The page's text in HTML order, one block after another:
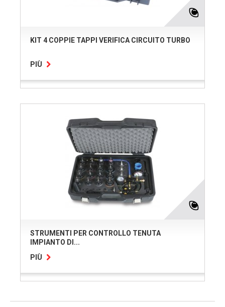
KIT 4 COPPIE TAPPI VERIFICA CIRCUITO TURBO
PIÙ
STRUMENTI PER CONTROLLO TENUTA
IMPIANTO DI...
PIÙ